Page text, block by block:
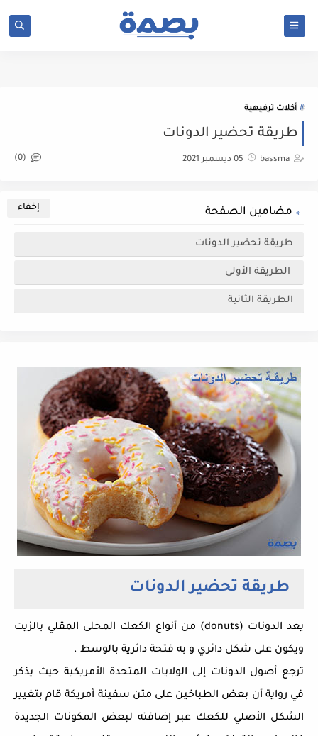
أكلات ترفيهية
طريقة تحضير الدونات
bassma 05 ديسمبر 2021 (0)
مضامين الصفحة
طريقة تحضير الدونات
الطريقة الأولى
الطريقة الثانية
طريقة تحضير الدونات
يعد الدونات (donuts) من أنواع الكعك المحلى المقلي بالزيت
ويكون على شكل دائري و به فتحة دائرية بالوسط .
ترجع أصول الدونات إلى الولايات المتحدة الأمريكية حيث يذكر
في رواية أن بعض الطباخين على متن سفينة أمريكة قام بتغيير
الشكل الأصلي للكعك عبر إضافته لبعض المكونات الجديدة